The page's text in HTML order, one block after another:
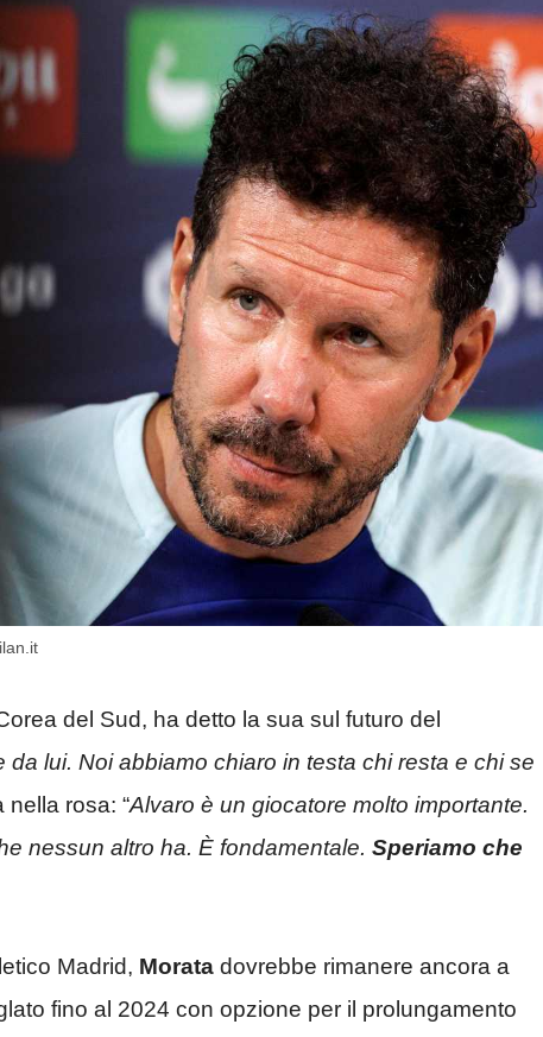
del Sud, ha detto la sua sul futuro del
lui. Noi abbiamo chiaro in testa chi resta e chi se
nella rosa: “Alvaro è un giocatore molto importante.
nessun altro ha. È fondamentale. Speriamo che
Madrid, Morata dovrebbe rimanere ancora a
fino al 2024 con opzione per il prolungamento